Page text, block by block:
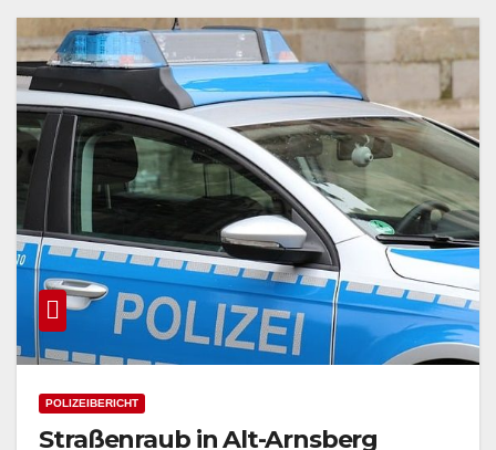
POLIZEIBERICHT
Straßenraub in Alt-Arnsberg